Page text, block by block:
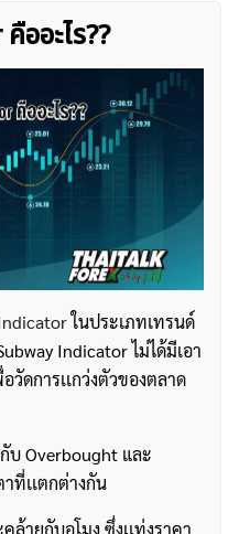
อะไร??
ในประเภทเทรนด์
Indicator ไม่ได้มีเอา
วัดการเเกว่งตัวของตลาด
บ Overbought และ
าที่เเตกต่างกัน